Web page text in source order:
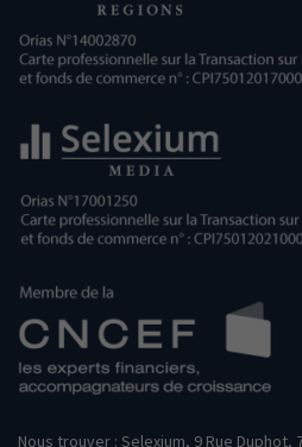
Nous trouver : Selexium, 9 Rue Duphot,